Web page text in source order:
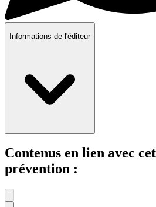
Informations de l'éditeur
Contenus en lien avec
prévention :